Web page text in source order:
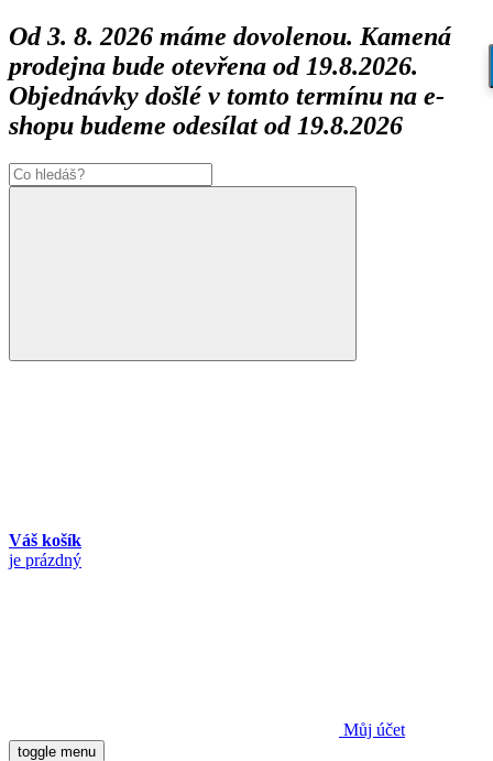
Od 3. 8. 2026 máme dovolenou. Kamená
prodejna bude otevřena od 19.8.2026.
Objednávky došlé v tomto termínu na e-
shopu budeme odesílat od 19.8.2026
Váš košík
je prázdný
Můj účet
toggle menu